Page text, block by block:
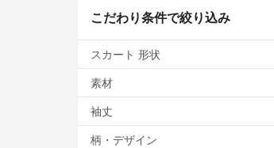
こだわり条件で絞り込み
スカート 形状
素材
袖丈
柄・デザイン